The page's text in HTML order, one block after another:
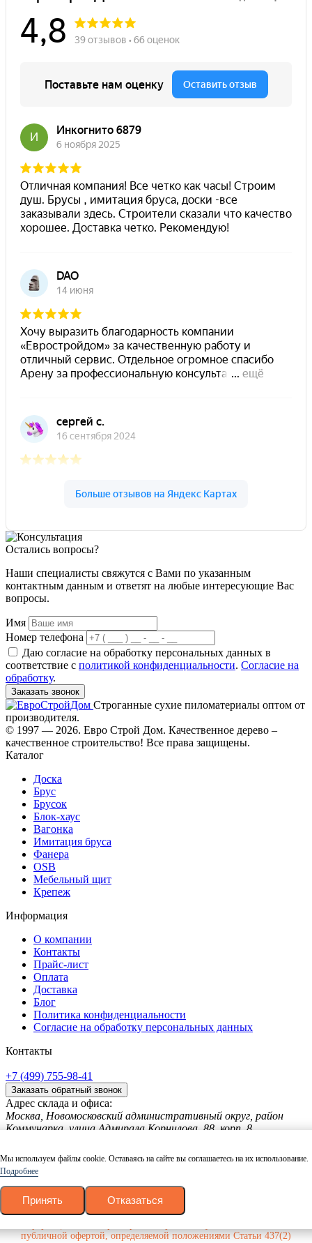
Остались вопросы?
Наши специалисты свяжутся с Вами по указанным
контактным данным и ответят на любые интересующие Вас
вопросы.
Имя
Номер телефона
Даю согласие на обработку персональных данных в
соответствие с политикой конфиденциальности. Согласие на
обработку.
Заказать звонок
Строганные сухие пиломатериалы оптом от
производителя.
© 1997 — 2026. Евро Строй Дом. Качественное дерево –
качественное строительство! Все права защищены.
Каталог
Доска
Брус
Брусок
Блок-хаус
Вагонка
Имитация бруса
Фанера
OSB
Мебельный щит
Крепеж
Информация
О компании
Контакты
Прайс-лист
Оплата
Доставка
Блог
Политика конфиденциальности
Согласие на обработку персональных данных
Контакты
+7 (499) 755-98-41
Заказать обратный звонок
Адрес склада и офиса:
Москва, Новомосковский административный округ, район
Коммунарка, улица Адмирала Корнилова, 88, корп. 8
© 1997 — 2026. Евро Строй Дом. Качественное дерево –
качественное строительство! Все права защищены.
Вся представленная на сайте информация, касающаяся технических
характеристик, наличия на складе, стоимости и вида товаров, носит
публичной офертой, определяемой положениями Статьи 437(2)
Мы используем файлы cookie. Оставаясь на сайте вы соглашаетесь на их использование.
Подробнее
Принять Отказаться